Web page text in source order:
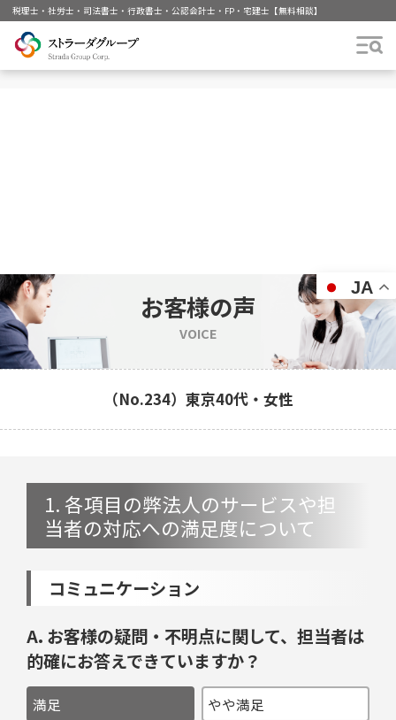
税理士・社労士・司法書士・行政書士・公認会計士・FP・宅建士【無料相談
お客様の声
VOICE
（No.234）東京40代・女性
1. 各項目の弊法人のサービスや担
当者の対応への満足度について
コミュニケーション
A. お客様の疑問・不明点に関して、担当者は
的確にお答えできていますか？
満足 やや満足
JA